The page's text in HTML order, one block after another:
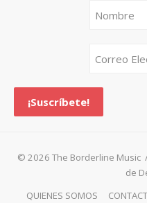
© 2026 The Borderline Music
de
QUIENES SOMOS